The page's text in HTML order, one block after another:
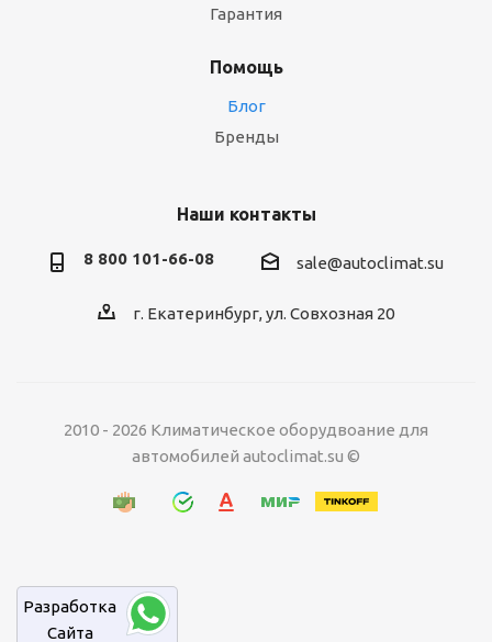
Гарантия
Помощь
Блог
Бренды
Наши контакты
8 800 101-66-08 sale@autoclimat.su
г. Екатеринбург, ул. Совхозная 20
2010 - 2026 Климатическое оборудвоание для
автомобилей autoclimat.su ©
Разработка
Cайта